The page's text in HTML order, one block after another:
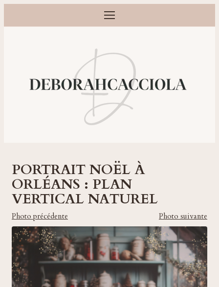
Ouvrir le menu
Photographe grossesse, naissance, bébé et famille à Orléans
PORTRAIT NOËL À
ORLÉANS : PLAN
VERTICAL NATUREL
Photo précédente Photo suivante